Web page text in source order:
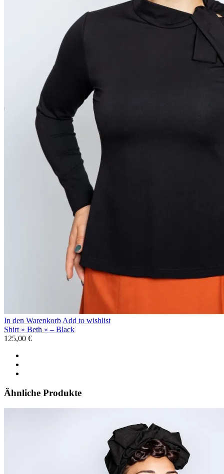
In den Warenkorb Add to wishlist
Shirt » Beth « – Black
125,00 €
Ähnliche Produkte